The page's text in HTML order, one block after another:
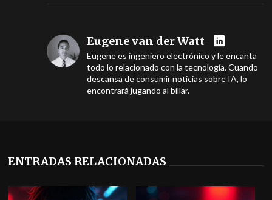
Eugene van der Watt
Eugene es ingeniero electrónico y le encanta
todo lo relacionado con la tecnología. Cuando
descansa de consumir noticias sobre IA, lo
encontrará jugando al billar.
ENTRADAS RELACIONADAS